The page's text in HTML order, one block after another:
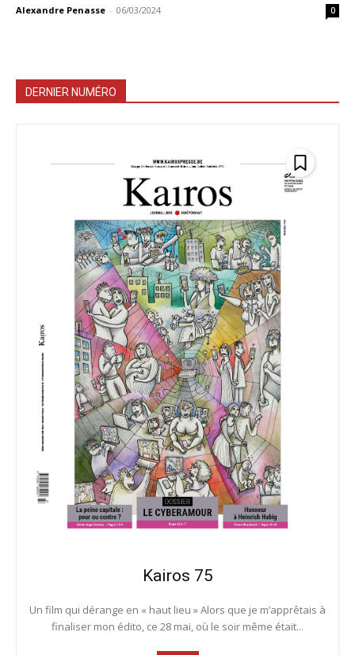
Alexandre Penasse - 06/03/2024 0
DERNIER NUMÉRO
Kairos 75
Un film qui dérange en « haut lieu » Alors que je m’apprêtais à
finaliser mon édito, ce 28 mai, où le soir même était...